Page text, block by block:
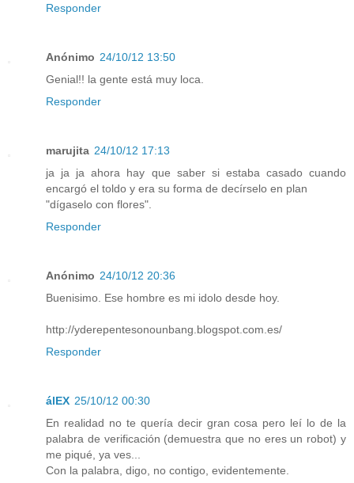
Responder
Anónimo 24/10/12 13:50
Genial!! la gente está muy loca.
Responder
marujita 24/10/12 17:13
ja ja ja ahora hay que saber si estaba casado cuando
encargó el toldo y era su forma de decírselo en plan
"dígaselo con flores".
Responder
Anónimo 24/10/12 20:36
Buenisimo. Ese hombre es mi idolo desde hoy.
http://yderepentesonounbang.blogspot.com.es/
Responder
álEX 25/10/12 00:30
En realidad no te quería decir gran cosa pero leí lo de la
palabra de verificación (demuestra que no eres un robot) y
me piqué, ya ves...
Con la palabra, digo, no contigo, evidentemente.